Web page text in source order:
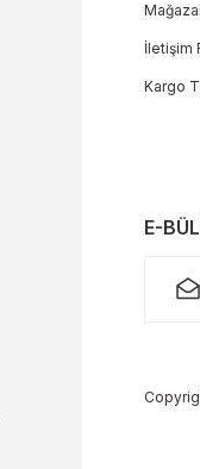
İletişim
Kargo
E-